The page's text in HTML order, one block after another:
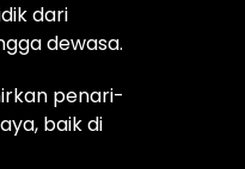
dari
dewasa.
penari-
baik di